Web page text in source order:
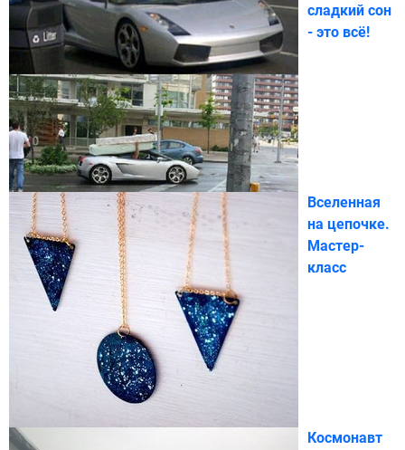
сладкий сон
- это всё!
Вселенная
на цепочке.
Мастер-
класс
Космонавт